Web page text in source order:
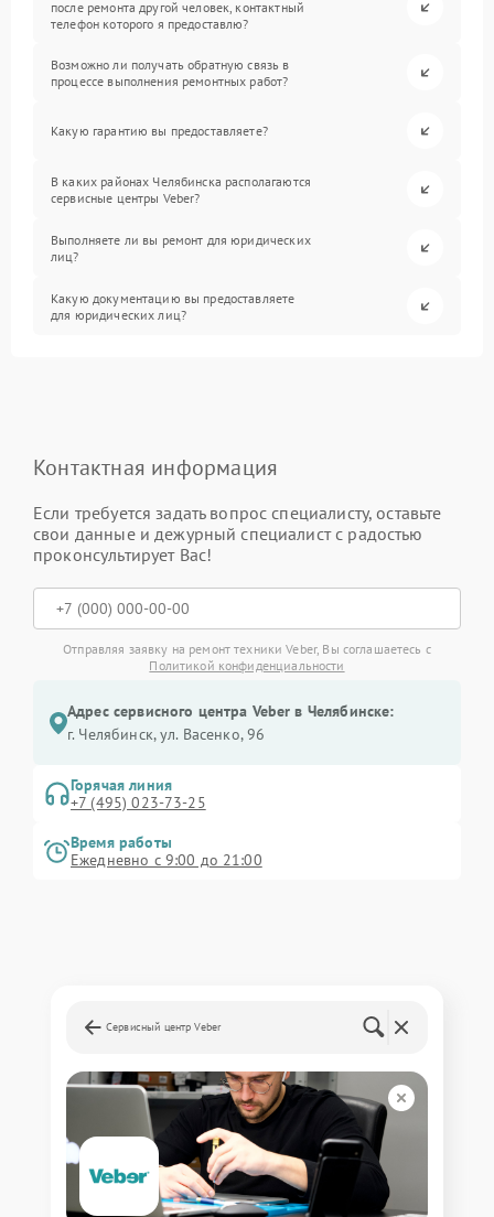
после ремонта другой человек, контактный
телефон которого я предоставлю?
Возможно ли получать обратную связь в
процессе выполнения ремонтных работ?
Какую гарантию вы предоставляете?
В каких районах Челябинска располагаются
сервисные центры Veber?
Выполняете ли вы ремонт для юридических
лиц?
Какую документацию вы предоставляете
для юридических лиц?
Контактная информация
Если требуется задать вопрос специалисту, оставьте
свои данные и дежурный специалист с радостью
проконсультирует Вас!
Отправляя заявку на ремонт техники Veber, Вы соглашаетесь с
Политикой конфиденциальности
Адрес сервисного центра Veber в Челябинске:
г. Челябинск, ул. Васенко, 96
Горячая линия
+7 (495) 023-73-25
Время работы
Ежедневно с 9:00 до 21:00
Сервисный центр Veber